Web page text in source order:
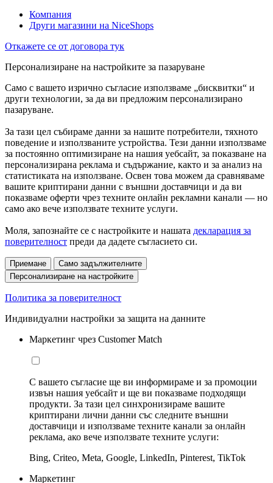
Компания
Други магазини на NiceShops
Откажете се от договора тук
Персонализиране на настройките за пазаруване
Само с вашето изрично съгласие използваме „бисквитки“ и
други технологии, за да ви предложим персонализирано
пазаруване.
За тази цел събираме данни за нашите потребители, тяхното
поведение и използваните устройства. Тези данни използваме
за постоянно оптимизиране на нашия уебсайт, за показване на
персонализирана реклама и съдържание, както и за анализ на
статистиката на използване. Освен това можем да сравняваме
вашите криптирани данни с външни доставчици и да ви
показваме оферти чрез техните онлайн рекламни канали — но
само ако вече използвате техните услуги.
Моля, запознайте се с настройките и нашата декларация за
поверителност преди да дадете съгласието си.
Приемане
Само задължителните
Персонализиране на настройките
Политика за поверителност
Индивидуални настройки за защита на данните
Маркетинг чрез Customer Match
С вашето съгласие ще ви информираме и за промоции
извън нашия уебсайт и ще ви показваме подходящи
продукти. За тази цел синхронизираме вашите
криптирани лични данни със следните външни
доставчици и използваме техните канали за онлайн
реклама, ако вече използвате техните услуги:
Bing, Criteo, Meta, Google, LinkedIn, Pinterest, TikTok
Маркетинг